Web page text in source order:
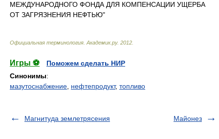
МЕЖДУНАРОДНОГО ФОНДА ДЛЯ КОМПЕНСАЦИИ УЩЕРБА
ОТ ЗАГРЯЗНЕНИЯ НЕФТЬЮ"
Официальная терминология Академик.ру. 2012
Игры ⚽
Поможем сделать НИР
Синонимы:
мазутоснабжение нефтепродукт, топливо
Магнитуда землетрясения Майонез